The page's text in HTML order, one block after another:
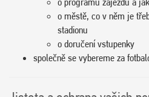
o městě, co v něm je
stadionu
o doručení vstupenky
společně se vybereme za